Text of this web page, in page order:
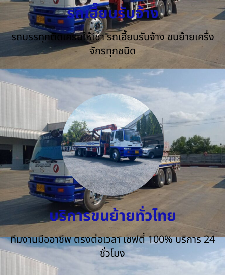
รถเฮี๊ยบรับจ้าง
รถบรรทุกติดเครนให้เช่า รถเฮี้ยบรับจ้าง ขนย้ายเครื่ง
จักรทุกชนิด
บริการขนย้ายทั่วไทย
ทีมงานมืออาชีพ ตรงต่อเวลา เซฟตี้ 100% บริการ 24
ชั่วโมง